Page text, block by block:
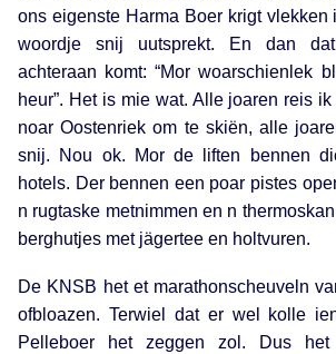
ons eigenste Harma Boer krigt vlekken
woordje snij uutsprekt. En dan
achteraan komt: “Mor woarschienlek
heur”. Het is mie wat. Alle joaren reis
noar Oostenriek om te skiën, alle
snij. Nou ok. Mor de liften bennen
hotels. Der bennen een poar pistes
n rugtaske metnimmen en n
berghutjes met jägertee en holtvuren.
De KNSB het et marathonscheuveln
ofbloazen. Terwiel dat er wel kolle
Pelleboer het zeggen zol. Dus